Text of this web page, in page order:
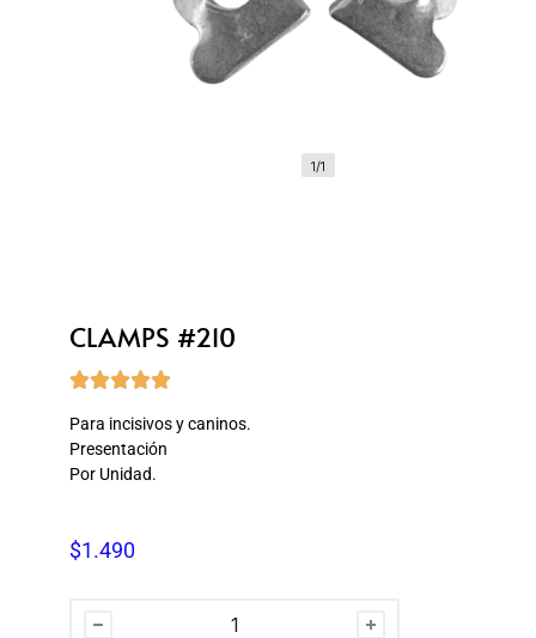
1/1
CLAMPS #210

Para incisivos y caninos.
Presentación
Por Unidad.
$1.490